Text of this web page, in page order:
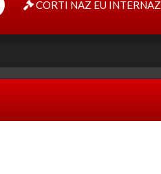
CORTI NAZ EU INTERNAZ